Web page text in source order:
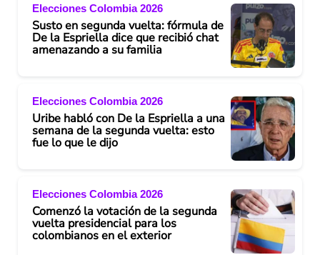
Elecciones Colombia 2026
Susto en segunda vuelta: fórmula de
De la Espriella dice que recibió chat
amenazando a su familia
Elecciones Colombia 2026
Uribe habló con De la Espriella a una
semana de la segunda vuelta: esto
fue lo que le dijo
Elecciones Colombia 2026
Comenzó la votación de la segunda
vuelta presidencial para los
colombianos en el exterior